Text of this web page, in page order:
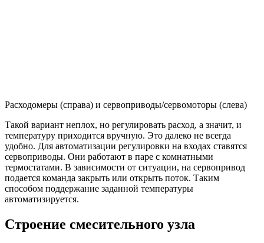
Расходомеры (справа) и сервоприводы/сервомоторы (слева)
Такой вариант неплох, но регулировать расход, а значит, и
температуру приходится вручную. Это далеко не всегда
удобно. Для автоматизации регулировки на входах ставятся
сервоприводы. Они работают в паре с комнатными
термостатами. В зависимости от ситуации, на сервопривод
подается команда закрыть или открыть поток. Таким
способом поддержание заданной температуры
автоматизируется.
Строение смесительного узла